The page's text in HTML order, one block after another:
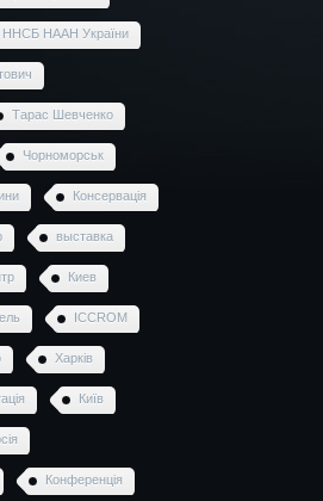
ННСБ НААН України
Тарас Шевченко
Чорноморськ
Консервація
выставка
Киев
ICCROM
Харків
Київ
Конференція